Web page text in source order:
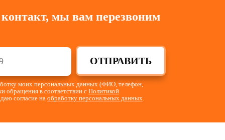
мы вам перезвоним
ОТПРАВИТЬ
моих персональных данных (ФИО, телефон,
обращения в соответствии с Политикой
согласие на обработку персональных данных.